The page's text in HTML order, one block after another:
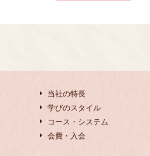
当社の特長
学びのスタイル
コース・システム
会費・入会